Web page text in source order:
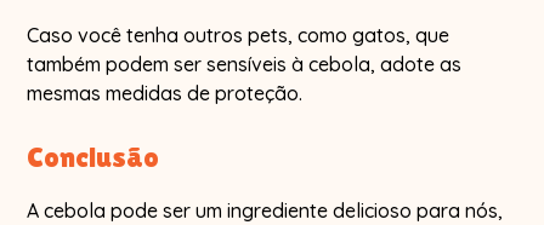
Caso você tenha outros pets, como gatos, que
também podem ser sensíveis à cebola, adote as
mesmas medidas de proteção.
Conclusão
A cebola pode ser um ingrediente delicioso para nós,